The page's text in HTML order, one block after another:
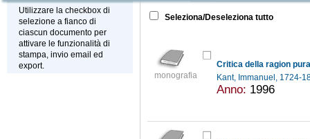
Utilizzare la checkbox di
selezione a fianco di
ciascun documento per
attivare le funzionalità di
stampa, invio email ed
export.
Seleziona/Deseleziona tutto
monografia
Critica della ragion pura
Kant, Immanuel, 1724-
Anno: 1996